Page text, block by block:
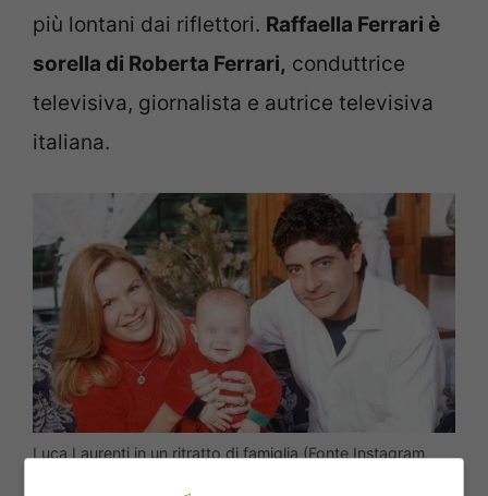
più lontani dai riflettori. Raffaella Ferrari è
sorella di Roberta Ferrari, conduttrice
televisiva, giornalista e autrice televisiva
italiana.
Luca Laurenti in un ritratto di famiglia (Fonte Instagram